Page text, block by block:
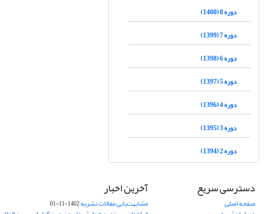
دوره 8 (1400)
دوره 7 (1399)
دوره 6 (1398)
دوره 5 (1397)
دوره 4 (1396)
دوره 3 (1395)
دوره 2 (1394)
دسترسی سریع
صفحه اصلی
آخرین اخبار
مشابهت‌یابی مقالات نشریه1402-11-01